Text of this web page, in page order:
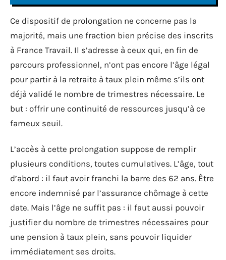
Ce dispositif de prolongation ne concerne pas la
majorité, mais une fraction bien précise des inscrits
à France Travail. Il s’adresse à ceux qui, en fin de
parcours professionnel, n’ont pas encore l’âge légal
pour partir à la retraite à taux plein même s’ils ont
déjà validé le nombre de trimestres nécessaire. Le
but : offrir une continuité de ressources jusqu’à ce
fameux seuil.
L’accès à cette prolongation suppose de remplir
plusieurs conditions, toutes cumulatives. L’âge, tout
d’abord : il faut avoir franchi la barre des 62 ans. Être
encore indemnisé par l’assurance chômage à cette
date. Mais l’âge ne suffit pas : il faut aussi pouvoir
justifier du nombre de trimestres nécessaires pour
une pension à taux plein, sans pouvoir liquider
immédiatement ses droits.